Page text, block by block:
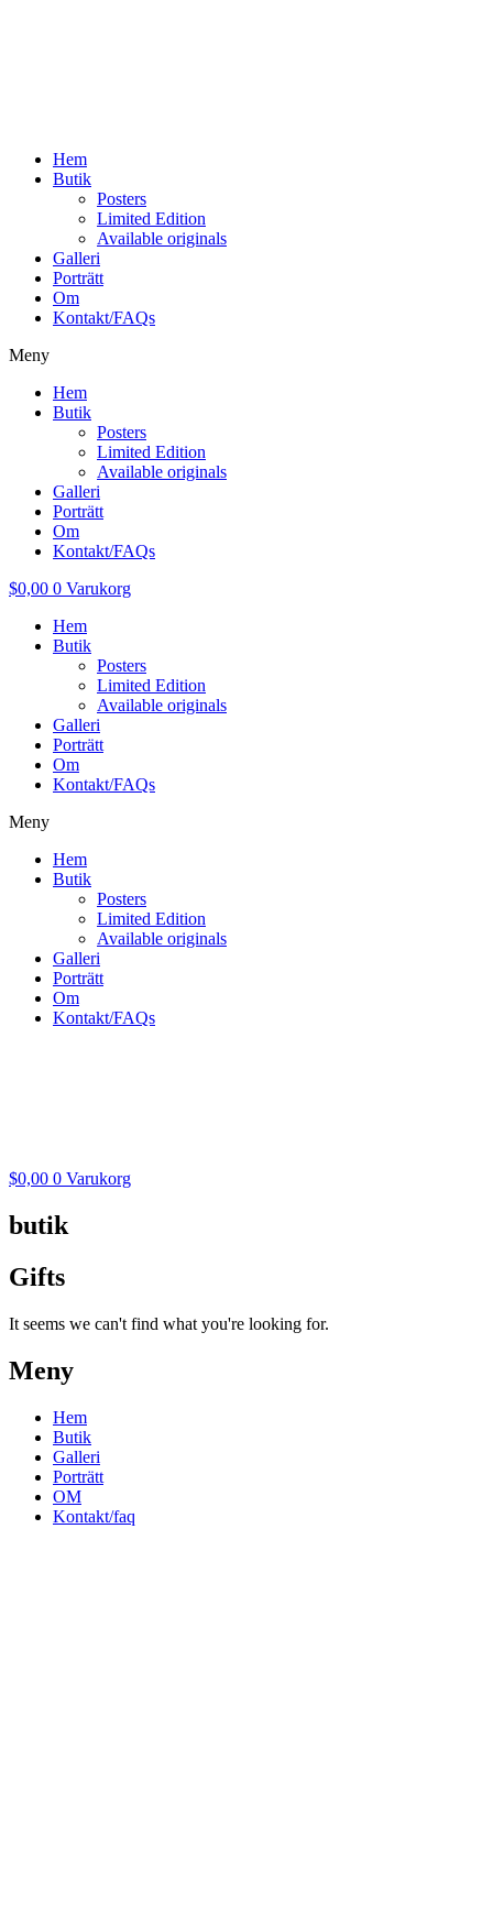
Hem
Butik
Posters
Limited Edition
Available originals
Galleri
Porträtt
Om
Kontakt/FAQs
Meny
Hem
Butik
Posters
Limited Edition
Available originals
Galleri
Porträtt
Om
Kontakt/FAQs
$0,00 0 Varukorg
Hem
Butik
Posters
Limited Edition
Available originals
Galleri
Porträtt
Om
Kontakt/FAQs
Meny
Hem
Butik
Posters
Limited Edition
Available originals
Galleri
Porträtt
Om
Kontakt/FAQs
$0,00 0 Varukorg
butik
Gifts
It seems we can't find what you're looking for.
Meny
Hem
Butik
Galleri
Porträtt
OM
Kontakt/faq